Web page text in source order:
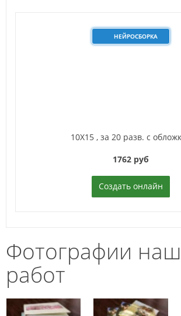
НЕЙРОСБОРКА
10Х15 , за 20 разв. с
1762 руб
Создать онлайн
Фотографии
работ